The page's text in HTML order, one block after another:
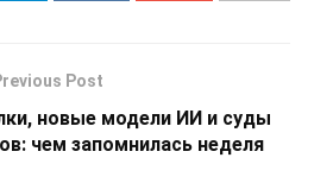
Post
новые модели ИИ и суды
чем запомнилась неделя